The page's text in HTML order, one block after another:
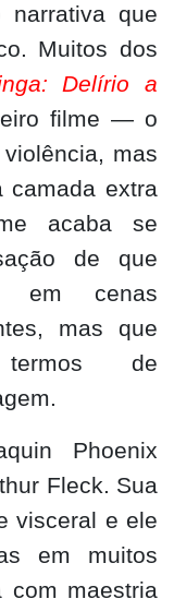
narrativa que
Muitos dos
Delírio a
filme — o
mas
camada extra
acaba se
de que
em cenas
mas que
de
Phoenix
Fleck. Sua
visceral e ele
em muitos
com maestria